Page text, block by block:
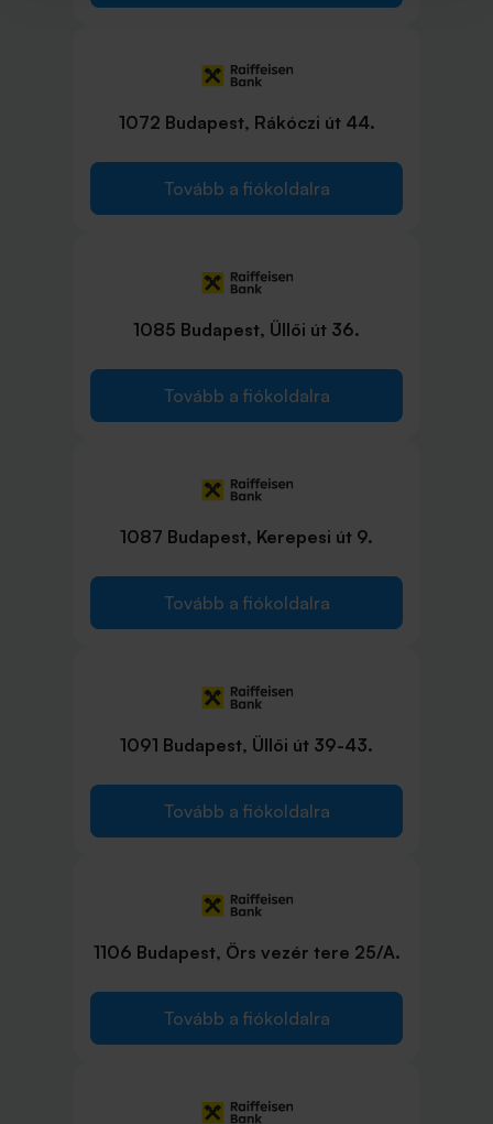
1072 Budapest, Rákóczi út 44.
Tovább a fiókoldalra
1085 Budapest, Üllői út 36.
Tovább a fiókoldalra
1087 Budapest, Kerepesi út 9.
Tovább a fiókoldalra
1091 Budapest, Üllői út 39-43.
Tovább a fiókoldalra
1106 Budapest, Örs vezér tere 25/A.
Tovább a fiókoldalra